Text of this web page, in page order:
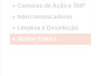
Camaras de Ação e 360º
Intercomunicadores
Limpeza e Desinfeção
Walkie-Talkies